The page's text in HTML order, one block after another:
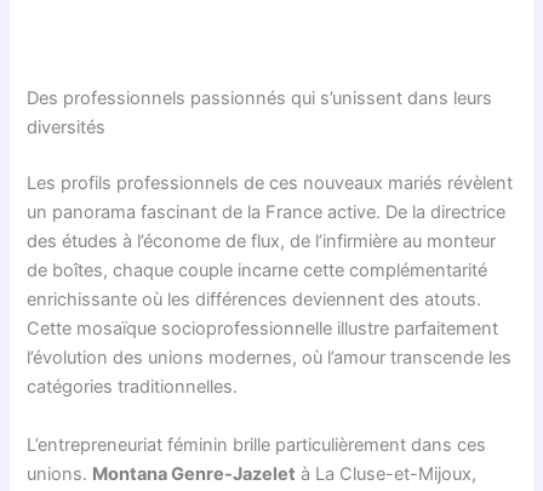
Des professionnels passionnés qui s’unissent dans leurs
diversités
Les profils professionnels de ces nouveaux mariés révèlent
un panorama fascinant de la France active. De la directrice
des études à l’économe de flux, de l’infirmière au monteur
de boîtes, chaque couple incarne cette complémentarité
enrichissante où les différences deviennent des atouts.
Cette mosaïque socioprofessionnelle illustre parfaitement
l’évolution des unions modernes, où l’amour transcende les
catégories traditionnelles.
L’entrepreneuriat féminin brille particulièrement dans ces
unions. Montana Genre-Jazelet à La Cluse-et-Mijoux,